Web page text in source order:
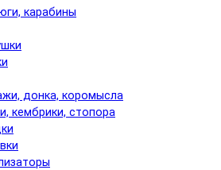
карабины
донка, коромысла
кембрики, стопора